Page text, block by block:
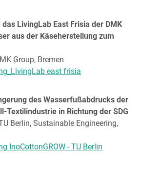
LivingLab East Frisia der DMK
aus der Käseherstellung zum
Group, Bremen
east frisia
des Wasserfußabdrucks der
Textilindustrie in Richtung der SDG
Berlin, Sustainable Engineering,
InoCottonGROW - TU Berlin